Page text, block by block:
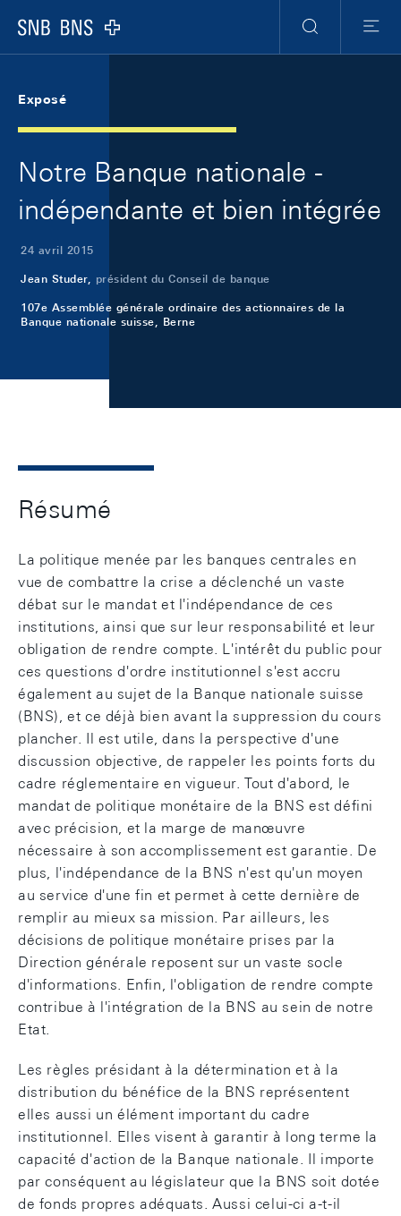
Logo
RechercheMenu
Exposé
Notre Banque nationale -
indépendante et bien intégrée
24 avril 2015
Jean Studer, président du Conseil de banque
107e Assemblée générale ordinaire des actionnaires de la
Banque nationale suisse, Berne
Résumé
La politique menée par les banques centrales en
vue de combattre la crise a déclenché un vaste
débat sur le mandat et l'indépendance de ces
institutions, ainsi que sur leur responsabilité et leur
obligation de rendre compte. L'intérêt du public pour
ces questions d'ordre institutionnel s'est accru
également au sujet de la Banque nationale suisse
(BNS), et ce déjà bien avant la suppression du cours
plancher. Il est utile, dans la perspective d'une
discussion objective, de rappeler les points forts du
cadre réglementaire en vigueur. Tout d'abord, le
mandat de politique monétaire de la BNS est défini
avec précision, et la marge de manœuvre
nécessaire à son accomplissement est garantie. De
plus, l'indépendance de la BNS n'est qu'un moyen
au service d'une fin et permet à cette dernière de
remplir au mieux sa mission. Par ailleurs, les
décisions de politique monétaire prises par la
Direction générale reposent sur un vaste socle
d'informations. Enfin, l'obligation de rendre compte
contribue à l'intégration de la BNS au sein de notre
Etat.
Les règles présidant à la détermination et à la
distribution du bénéfice de la BNS représentent
elles aussi un élément important du cadre
institutionnel. Elles visent à garantir à long terme la
capacité d'action de la Banque nationale. Il importe
par conséquent au législateur que la BNS soit dotée
de fonds propres adéquats. Aussi celui-ci a-t-il